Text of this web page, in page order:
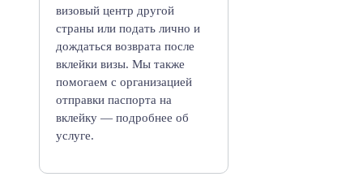
визовый центр другой
страны или подать лично и
дождаться возврата после
вклейки визы. Мы также
помогаем с организацией
отправки паспорта на
вклейку — подробнее об
услуге.